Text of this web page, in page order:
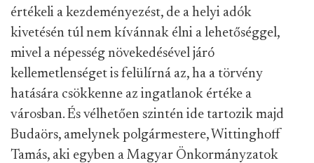
értékeli a kezdeményezést, de a helyi adók
kivetésén túl nem kívánnak élni a lehetőséggel,
mivel a népesség növekedésével járó
kellemetlenséget is felülírná az, ha a törvény
hatására csökkenne az ingatlanok értéke a
városban. És vélhetően szintén ide tartozik majd
Budaörs, amelynek polgármestere, Wittinghoff
Tamás, aki egyben a Magyar Önkormányzatok